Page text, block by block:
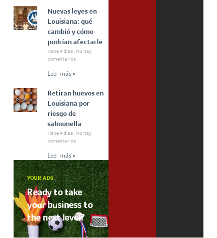
Nuevas leyes en
Louisiana: qué
cambió y cómo
podrían afectarle
Hace 4 días
No hay
comentarios
Leer más »
Retiran huevos en
Louisiana por
riesgo de
salmonella
Hace 4 días
No hay
comentarios
Leer más »
YOUR ADS
Ready to take
your business to
the next level?